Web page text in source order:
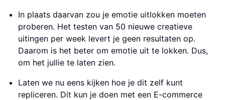
In plaats daarvan zou je emotie uitlokken moeten
proberen. Het testen van 50 nieuwe creatieve
uitingen per week levert je geen resultaten op.
Daarom is het beter om emotie uit te lokken. Dus,
om het jullie te laten zien.
Laten we nu eens kijken hoe je dit zelf kunt
repliceren. Dit kun je doen met een E-commerce